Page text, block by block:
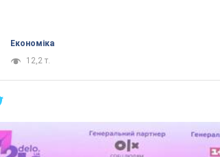
Економіка
12,2 т.